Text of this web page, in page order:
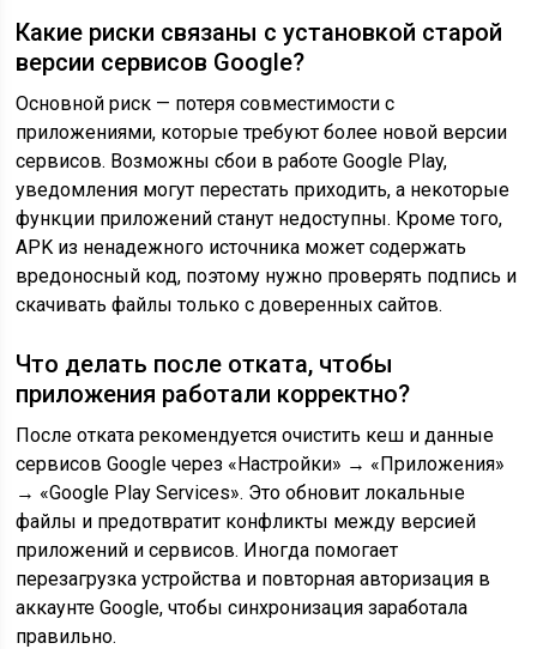
Какие риски связаны с установкой старой
версии сервисов Google?
Основной риск — потеря совместимости с
приложениями, которые требуют более новой версии
сервисов. Возможны сбои в работе Google Play,
уведомления могут перестать приходить, а некоторые
функции приложений станут недоступны. Кроме того,
APK из ненадежного источника может содержать
вредоносный код, поэтому нужно проверять подпись и
скачивать файлы только с доверенных сайтов.
Что делать после отката, чтобы
приложения работали корректно?
После отката рекомендуется очистить кеш и данные
сервисов Google через «Настройки» → «Приложения»
→ «Google Play Services». Это обновит локальные
файлы и предотвратит конфликты между версией
приложений и сервисов. Иногда помогает
перезагрузка устройства и повторная авторизация в
аккаунте Google, чтобы синхронизация заработала
правильно.